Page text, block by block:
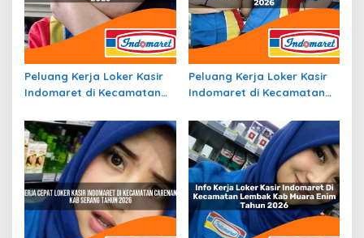
Peluang Kerja Loker Kasir
Indomaret di Kecamatan
Tahun 2026
Peluang Kerja Loker Kasir
Indomaret di Kecamatan
Datar Tahun 2026